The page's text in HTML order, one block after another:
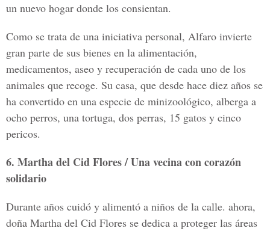
un nuevo hogar donde los consientan.
Como se trata de una iniciativa personal, Alfaro invierte
gran parte de sus bienes en la alimentación,
medicamentos, aseo y recuperación de cada uno de los
animales que recoge. Su casa, que desde hace diez años se
ha convertido en una especie de minizoológico, alberga a
ocho perros, una tortuga, dos perras, 15 gatos y cinco
pericos.
6. Martha del Cid Flores / Una vecina con corazón
solidario
Durante años cuidó y alimentó a niños de la calle. ahora,
doña Martha del Cid Flores se dedica a proteger las áreas